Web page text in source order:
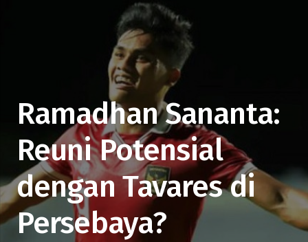
Ramadhan Sananta:
Reuni Potensial
dengan Tavares di
Persebaya?